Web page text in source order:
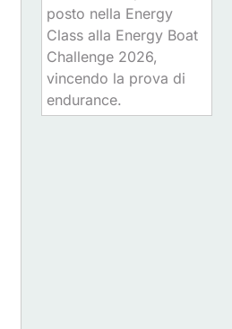
posto nella Energy
Class alla Energy Boat
Challenge 2026,
vincendo la prova di
endurance.